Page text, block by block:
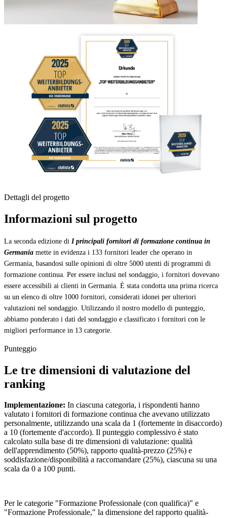
Dettagli del progetto
Informazioni sul progetto
La seconda edizione di I principali fornitori di formazione continua in
Germania mette in evidenza i 133 fornitori leader che operano in
Germania, basandosi sulle opinioni di oltre 5000 utenti di programmi di
formazione continua. Per essere inclusi nel sondaggio, i fornitori dovevano
essere accessibili ai clienti in Germania. È stata condotta una prima ricerca
su un elenco di oltre 1000 fornitori, considerati idonei per ulteriori
valutazioni nel sondaggio. Utilizzando il nostro modello di punteggio,
abbiamo ponderato i dati del sondaggio e classificato i fornitori con le
migliori performance in 13 categorie.
Punteggio
Le tre dimensioni di valutazione del
ranking
Implementazione: In ciascuna categoria, i rispondenti hanno
valutato i fornitori di formazione continua che avevano utilizzato
personalmente, utilizzando una scala da 1 (fortemente in disaccordo)
a 10 (fortemente d'accordo). Il punteggio complessivo è stato
calcolato sulla base di tre dimensioni di valutazione: qualità
dell'apprendimento (50%), rapporto qualità-prezzo (25%) e
soddisfazione/disponibilità a raccomandare (25%), ciascuna su una
scala da 0 a 100 punti.
Per le categorie "Formazione Professionale (con qualifica)" e
"Formazione Professionale," la dimensione del rapporto qualità-